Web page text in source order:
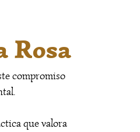
Rosa
compromiso
que valora